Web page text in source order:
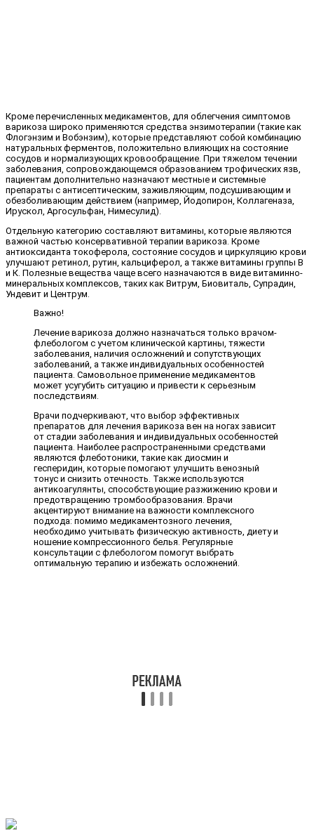
Кроме перечисленных медикаментов, для облегчения симптомов
варикоза широко применяются средства энзимотерапии (такие как
Флогэнзим и Вобэнзим), которые представляют собой комбинацию
натуральных ферментов, положительно влияющих на состояние
сосудов и нормализующих кровообращение. При тяжелом течении
заболевания, сопровождающемся образованием трофических язв,
пациентам дополнительно назначают местные и системные
препараты с антисептическим, заживляющим, подсушивающим и
обезболивающим действием (например, Йодопирон, Коллагеназа,
Ирускол, Аргосульфан, Нимесулид).
Отдельную категорию составляют витамины, которые являются
важной частью консервативной терапии варикоза. Кроме
антиоксиданта токоферола, состояние сосудов и циркуляцию крови
улучшают ретинол, рутин, кальциферол, а также витамины группы В
и К. Полезные вещества чаще всего назначаются в виде витаминно-
минеральных комплексов, таких как Витрум, Биовиталь, Супрадин,
Ундевит и Центрум.
Важно!
Лечение варикоза должно назначаться только врачом-
флебологом с учетом клинической картины, тяжести
заболевания, наличия осложнений и сопутствующих
заболеваний, а также индивидуальных особенностей
пациента. Самовольное применение медикаментов
может усугубить ситуацию и привести к серьезным
последствиям.
Врачи подчеркивают, что выбор эффективных
препаратов для лечения варикоза вен на ногах зависит
от стадии заболевания и индивидуальных особенностей
пациента. Наиболее распространенными средствами
являются флеботоники, такие как диосмин и
гесперидин, которые помогают улучшить венозный
тонус и снизить отечность. Также используются
антикоагулянты, способствующие разжижению крови и
предотвращению тромбообразования. Врачи
акцентируют внимание на важности комплексного
подхода: помимо медикаментозного лечения,
необходимо учитывать физическую активность, диету и
ношение компрессионного белья. Регулярные
консультации с флебологом помогут выбрать
оптимальную терапию и избежать осложнений.